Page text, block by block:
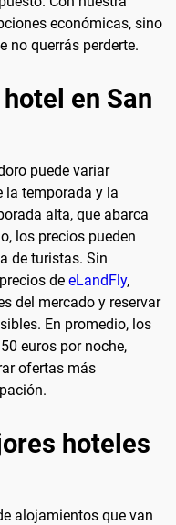
económicas, sino
no querrás perderte.
en San
puede variar
la temporada y la
alta, que abarca
los precios pueden
de turistas. Sin
de eLandFly,
del mercado y reservar
En promedio, los
euros por noche,
ofertas más
hoteles
alojamientos que van